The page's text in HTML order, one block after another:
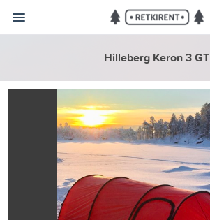
Hilleberg Keron 3 GT